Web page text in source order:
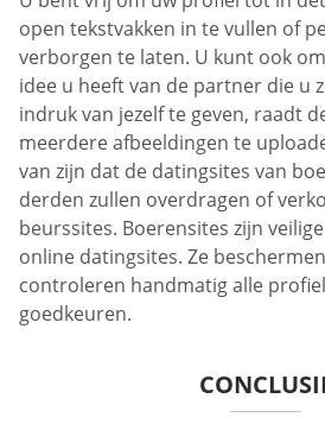
open tekstvakken in te vullen of
verborgen te laten. U kunt ook
idee u heeft van de partner die u
indruk van jezelf te geven, raadt
meerdere afbeeldingen te
van zijn dat de datingsites van
derden zullen overdragen of
beurssites. Boerensites zijn
online datingsites. Ze
controleren handmatig alle
goedkeuren.